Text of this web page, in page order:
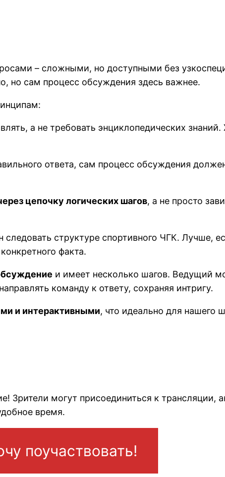
– сложными, но доступными без
но сам процесс обсуждения здесь важнее.
а не требовать энциклопедических
ответа, сам процесс обсуждения
цепочку логических шагов, а не просто
структуре спортивного ЧГК. Лучше,
факта.
и имеет несколько шагов. Ведущий
команду к ответу, сохраняя интригу.
и интерактивными, что идеально для нашего
Зрители могут присоединиться к трансляции,
время.
поучаствовать!